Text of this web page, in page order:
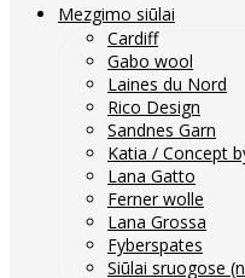
Mezgimo siūlai
Cardiff
Gabo wool
Laines du Nord
Rico Design
Sandnes Garn
Katia / Concept
Lana Gatto
Ferner wolle
Lana Grossa
Fyberspates
Siūlai sruogose